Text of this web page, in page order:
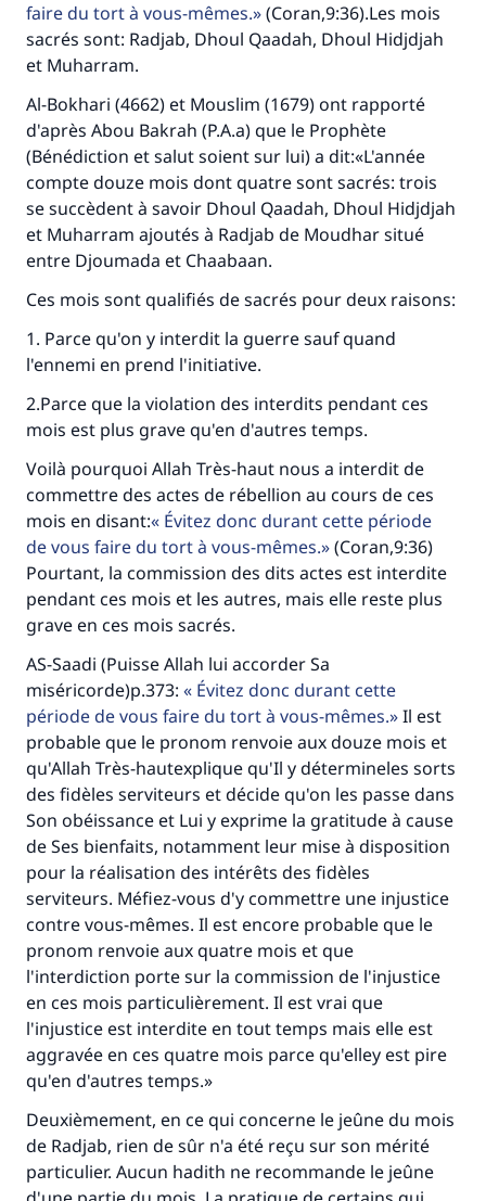
faire du tort à vous-mêmes. (Coran,9:36).Les mois
sacrés sont: Radjab, Dhoul Qaadah, Dhoul Hidjdjah
et Muharram.
Al-Bokhari (4662) et Mouslim (1679) ont rapporté
d'après Abou Bakrah (P.A.a) que le Prophète
(Bénédiction et salut soient sur lui) a dit:«L'année
compte douze mois dont quatre sont sacrés: trois
se succèdent à savoir Dhoul Qaadah, Dhoul Hidjdjah
et Muharram ajoutés à Radjab de Moudhar situé
entre Djoumada et Chaabaan.
Ces mois sont qualifiés de sacrés pour deux raisons:
1. Parce qu'on y interdit la guerre sauf quand
l'ennemi en prend l'initiative.
2.Parce que la violation des interdits pendant ces
mois est plus grave qu'en d'autres temps.
Voilà pourquoi Allah Très-haut nous a interdit de
commettre des actes de rébellion au cours de ces
mois en disant:
Évitez donc durant cette période
de vous faire du tort à vous-mêmes. (Coran,9:36)
Pourtant, la commission des dits actes est interdite
pendant ces mois et les autres, mais elle reste plus
grave en ces mois sacrés.
AS-Saadi (Puisse Allah lui accorder Sa
miséricorde)p.373:
Évitez donc durant cette
période de vous faire du tort à vous-mêmes. Il est
probable que le pronom renvoie aux douze mois et
qu'Allah Très-hautexplique qu'Il y détermineles sorts
des fidèles serviteurs et décide qu'on les passe dans
Son obéissance et Lui y exprime la gratitude à cause
de Ses bienfaits, notamment leur mise à disposition
pour la réalisation des intérêts des fidèles
serviteurs. Méfiez-vous d'y commettre une injustice
contre vous-mêmes. Il est encore probable que le
pronom renvoie aux quatre mois et que
l'interdiction porte sur la commission de l'injustice
en ces mois particulièrement. Il est vrai que
l'injustice est interdite en tout temps mais elle est
aggravée en ces quatre mois parce qu'elley est pire
qu'en d'autres temps.»
Deuxièmement, en ce qui concerne le jeûne du mois
de Radjab, rien de sûr n'a été reçu sur son mérité
particulier. Aucun hadith ne recommande le jeûne